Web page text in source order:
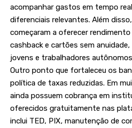
acompanhar gastos em tempo
diferenciais relevantes. Além
começaram a oferecer
cashback e cartões sem
jovens e trabalhadores
Outro ponto que fortaleceu os
política de taxas reduzidas. Em
ainda possuem cobrança em
oferecidos gratuitamente nas
inclui TED, PIX, manutenção de